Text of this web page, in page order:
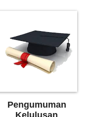
Pengumuman
Kelulusan